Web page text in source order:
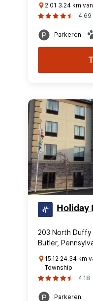
2.01 3.24 km
4.69
Parkeren
Holiday
203 North Duffy
Butler,
15.12 24.34 km
Township
4.18
Parkeren